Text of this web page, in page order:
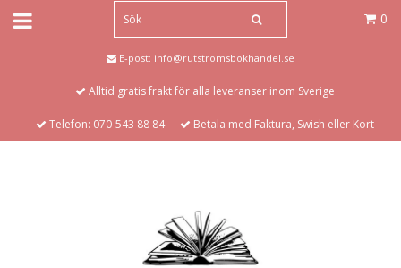
0
E-post: info@rutstromsbokhandel.se
Alltid gratis frakt för alla leveranser inom Sverige
Telefon: 070-543 88 84 Betala med Faktura, Swish eller Kort